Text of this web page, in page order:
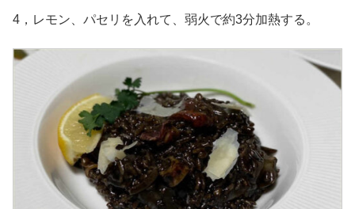
4，レモン、パセリを入れて、弱火で約3分加熱する。